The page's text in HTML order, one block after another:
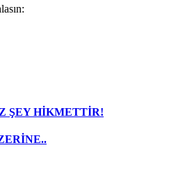
ŞEY HİKMETTİR!